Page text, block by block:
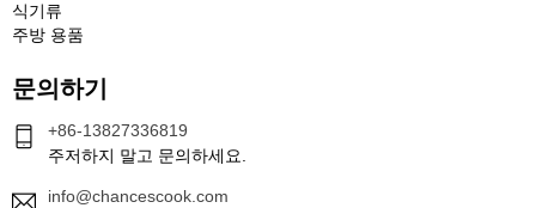
식기류
주방 용품
문의하기
+86-13827336819
주저하지 말고 문의하세요.
info@chancescook.com